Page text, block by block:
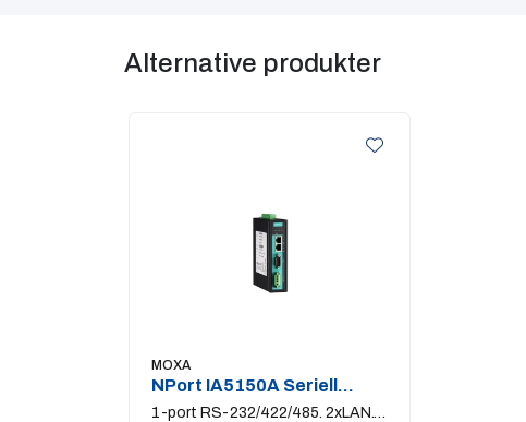
Alternative produkter
MOXA
NPort IA5150A Seriell
Device Server
1-port RS-232/422/485. 2xLAN.